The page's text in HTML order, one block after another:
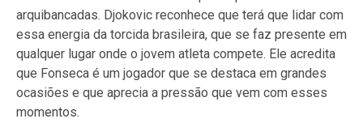
arquibancadas. Djokovic reconhece que terá que lidar com
essa energia da torcida brasileira, que se faz presente em
qualquer lugar onde o jovem atleta compete. Ele acredita
que Fonseca é um jogador que se destaca em grandes
ocasiões e que aprecia a pressão que vem com esses
momentos.